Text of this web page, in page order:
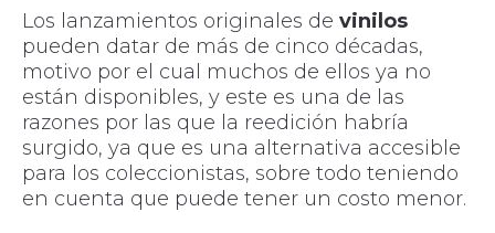
Los lanzamientos originales de vinilos
pueden datar de más de cinco décadas,
motivo por el cual muchos de ellos ya no
están disponibles, y este es una de las
razones por las que la reedición habría
surgido, ya que es una alternativa accesible
para los coleccionistas, sobre todo teniendo
en cuenta que puede tener un costo menor.